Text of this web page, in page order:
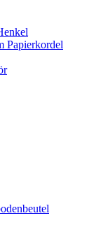
Papierkordel